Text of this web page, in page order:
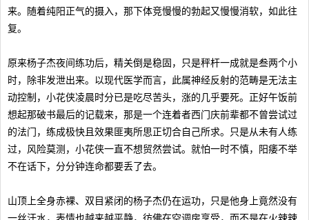
来。随着纯阳正气的摄入，那下体竞慢慢的勃起又慢慢消软，如此往
复。
原来杨子杰夜间练功后，精关倒是稳固，只是秤杆一成就是叁两个小
时，除非发泄出来。以现代医学而言，此属神经反射的范畴是无法主
动控制，小花侠凌晨时分已是吃尽苦头，涨的几乎要死。正好午饭前
想起那破书最后的记载来，那是一个连着者西门庆前辈都不曾尝试过
的法门，练成极快且效果匪夷所思正切合自己所求。只是从未有人练
过，风险莫测，小花侠一直不想贸然尝试。就怕一时不慎，阳痿不举
不在话下，分分钟连命都要丢了去。
山顶上全身赤裸、双目紧闭的杨子杰仍在运功，只是他身上竟然没有